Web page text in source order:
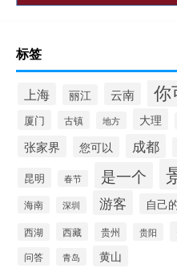
标签
上海 丽江 云南 你
厦门
古镇 地方 大理
张家界 您可以 成都
昆明 春节 是一个
海南 深圳 游客 自己
西湖 西藏 贵州 贵阳
问答 青岛 黄山